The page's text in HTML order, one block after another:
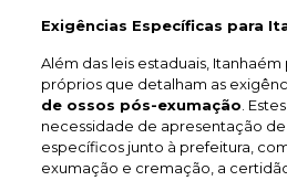
Exigências Específicas para
Além das leis estaduais,
próprios que detalham as
de ossos pós-exumação .
necessidade de apresentação
específicos junto à prefeitura,
exumação e cremação, a